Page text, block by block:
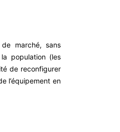
marché, sans
population (les
de reconfigurer
l’équipement en